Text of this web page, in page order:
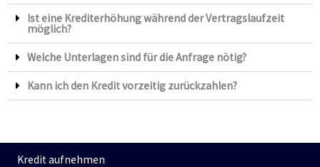
Ist eine Krediterhöhung während der Vertragslaufzeit
möglich?
Welche Unterlagen sind für die Anfrage nötig?
Kann ich den Kredit vorzeitig zurückzahlen?
Kredit aufnehmen